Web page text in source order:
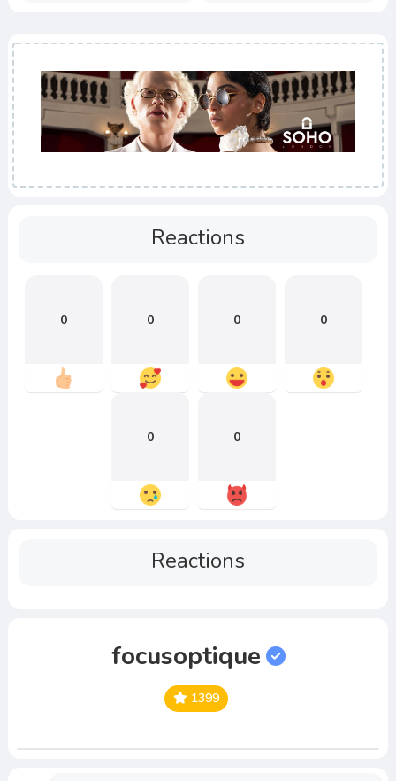
Reactions
0 0 0 0
0 0
Reactions
focusoptique
1399